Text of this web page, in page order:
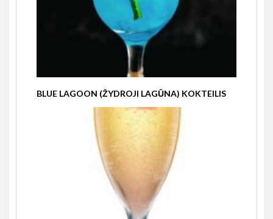
BLUE LAGOON (ŽYDROJI LAGŪNA) KOKTEILIS